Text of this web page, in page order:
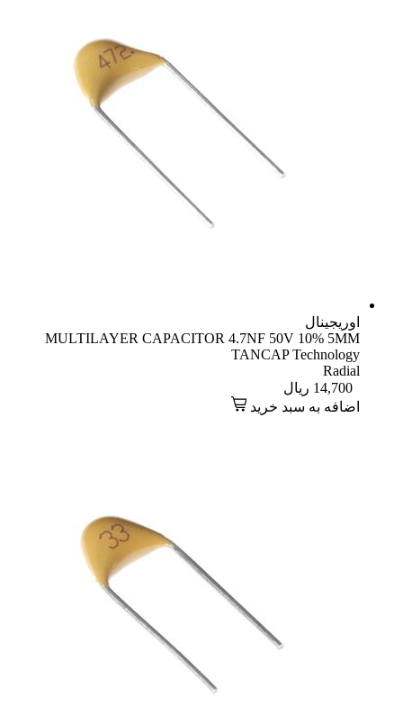
اوریجینال
MULTILAYER CAPACITOR 4.7NF 50V 10% 5MM
TANCAP Technology
Radial
14,700 ریال
اضافه به سبد خرید